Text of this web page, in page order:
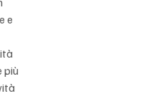
e
più